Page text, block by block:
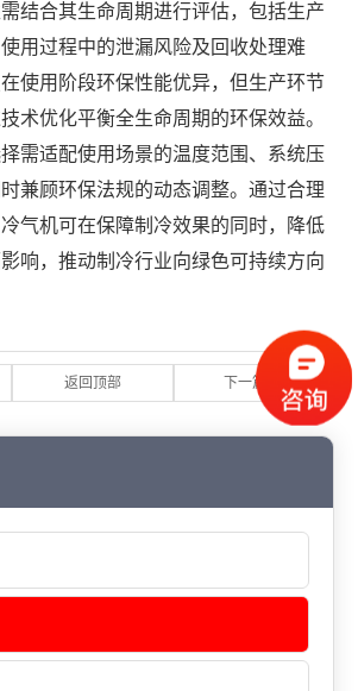
结合其生命周期进行评估，包括生产
用过程中的泄漏风险及回收处理难
使用阶段环保性能优异，但生产环节
术优化平衡全生命周期的环保效益。
需适配使用场景的温度范围、系统压
兼顾环保法规的动态调整。通过合理
气机可在保障制冷效果的同时，降低
响，推动制冷行业向绿色可持续方向
返回顶部 下一篇 ▶